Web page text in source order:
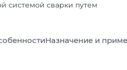
системой сварки путем
Назначение и